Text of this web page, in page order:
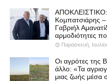
ΑΠΟΚΛΕΙΣΤΙΚΟ:
Κομπατσιάρης –
Γαβριήλ
αρμοδιότητες
Παρασκευή,
Οι αγρότες της
άλλο: «Τα
μιας ζωής μέσα